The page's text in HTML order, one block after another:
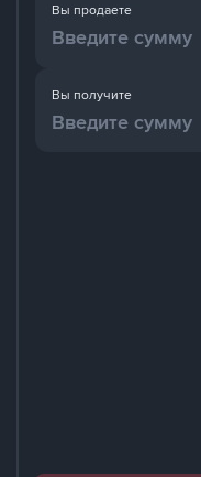
Вы получите
Вы продаете